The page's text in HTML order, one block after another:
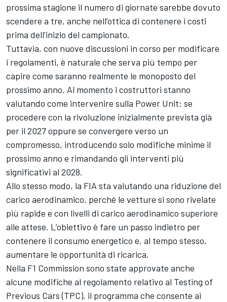
prossima stagione il numero di giornate sarebbe dovuto
scendere a tre, anche nell’ottica di contenere i costi
prima dell’inizio del campionato.
Tuttavia, con nuove discussioni in corso per modificare
i regolamenti, è naturale che serva più tempo per
capire come saranno realmente le monoposto del
prossimo anno. Al momento i costruttori stanno
valutando come intervenire sulla Power Unit: se
procedere con la rivoluzione inizialmente prevista già
per il 2027 oppure se convergere verso un
compromesso, introducendo solo modifiche minime il
prossimo anno e rimandando gli interventi più
significativi al 2028.
Allo stesso modo, la FIA sta valutando una riduzione del
carico aerodinamico, perché le vetture si sono rivelate
più rapide e con livelli di carico aerodinamico superiore
alle attese. L’obiettivo è fare un passo indietro per
contenere il consumo energetico e, al tempo stesso,
aumentare le opportunità di ricarica.
Nella F1 Commission sono state approvate anche
alcune modifiche al regolamento relativo al Testing of
Previous Cars (TPC), il programma che consente ai